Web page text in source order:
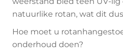
natuurlike rotan, wat dit
Hoe moet u
onderhoud doen?